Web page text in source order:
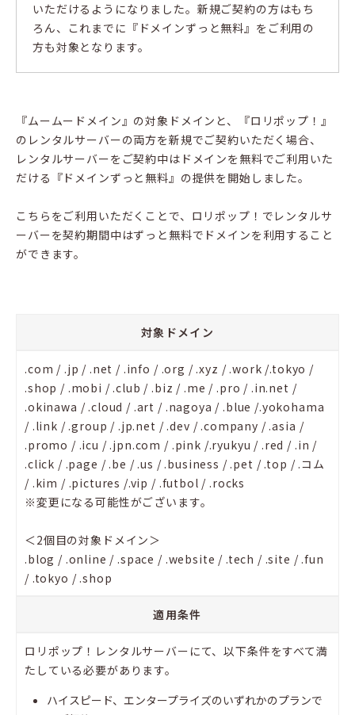
いただけるようになりました。新規ご契約の方はもち
ろん、これまでに『ドメインずっと無料』をご利用の
方も対象となります。
『ムームードメイン』の対象ドメインと、『ロリポップ！』
のレンタルサーバーの両方を新規でご契約いただく場合、
レンタルサーバーをご契約中はドメインを無料でご利用いた
だける『ドメインずっと無料』の提供を開始しました。
こちらをご利用いただくことで、ロリポップ！でレンタルサ
ーバーを契約期間中はずっと無料でドメインを利用すること
ができます。
対象ドメイン
.com / .jp / .net / .info / .org / .xyz / .work /.tokyo /
.shop / .mobi / .club / .biz / .me / .pro / .in.net /
.okinawa / .cloud / .art / .nagoya / .blue /.yokohama
/ .link / .group / .jp.net / .dev / .company / .asia /
.promo / .icu / .jpn.com / .pink /.ryukyu / .red / .in /
.click / .page / .be / .us / .business / .pet / .top / .コム
/ .kim / .pictures /.vip / .futbol / .rocks
※変更になる可能性がございます。
＜2個目の対象ドメイン＞
.blog / .online / .space / .website / .tech / .site / .fun
/ .tokyo / .shop
適用条件
ロリポップ！レンタルサーバーにて、以下条件をすべて満
たしている必要があります。
ハイスピード、エンタープライズのいずれかのプランで